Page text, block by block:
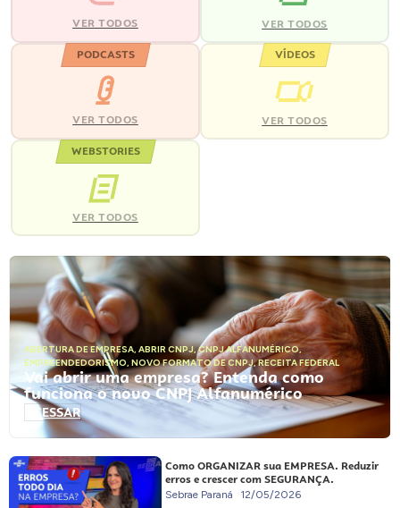
VER TODOS VER TODOS
PODCASTS
VER TODOS
VÍDEOS
VER TODOS
WEBSTORIES
VER TODOS
ABERTURA DE EMPRESA, ABRIR CNPJ,CNPJ ALFANUMÉRICO,
EMPREENDEDORISMO, NOVO FORMATO DE CNPJ,RECEITA FEDERAL
Vai abrir uma empresa? Entenda como
funciona o novo CNPJ Alfanumérico
ACESSAR
Como ORGANIZAR sua EMPRESA. Reduzir
erros e crescer com SEGURANÇA.
Sebrae Paraná 12/05/2026